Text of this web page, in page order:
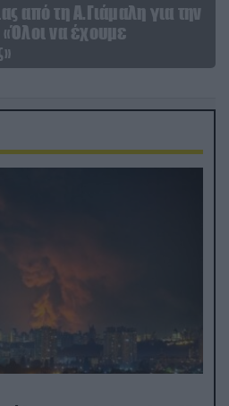
από τη Α.Γιάμαλη για την
να έχουμε